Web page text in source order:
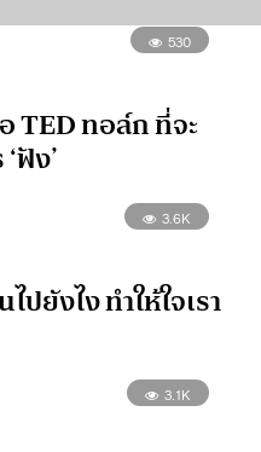
530
TED ทอล์ก ที่จะ
ฟัง’
3.6K
ไปยังไง ทำให้ใจเรา
3.1K